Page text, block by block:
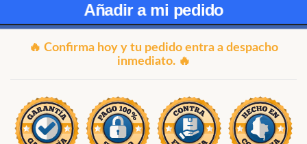
Añadir a mi pedido
🔥 Confirma hoy y tu pedido entra a despacho
inmediato. 🔥